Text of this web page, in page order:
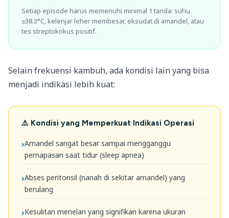
Setiap episode harus memenuhi minimal 1 tanda: suhu
≥38.3°C, kelenjar leher membesar, eksudat di amandel, atau
tes streptokokus positif.
Selain frekuensi kambuh, ada kondisi lain yang bisa
menjadi indikasi lebih kuat:
⚠️ Kondisi yang Memperkuat Indikasi Operasi
Amandel sangat besar sampai mengganggu
pernapasan saat tidur (sleep apnea)
Abses peritonsil (nanah di sekitar amandel) yang
berulang
Kesulitan menelan yang signifikan karena ukuran